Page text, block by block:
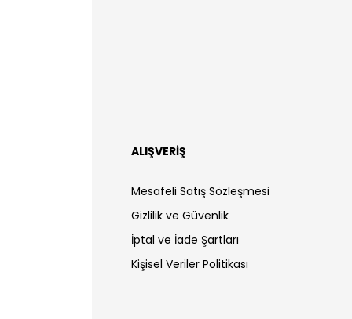
ALIŞVERİŞ
Mesafeli Satış Sözleşmesi
Gizlilik ve Güvenlik
İptal ve İade Şartları
Kişisel Veriler Politikası